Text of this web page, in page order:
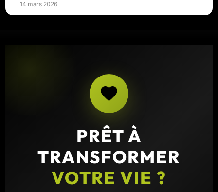
14 mars 2026
PRÊT À
TRANSFORMER
VOTRE VIE ?